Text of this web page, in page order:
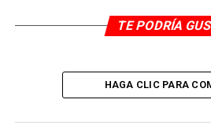
vehículo Nissan Sentra
Los detenidos y lo asegurado
disposición de las autoridades
trámites de ley.
TE PODRÍA
HAGA CLIC PARA